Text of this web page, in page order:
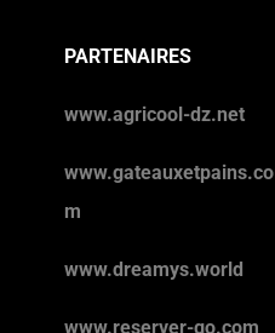
PARTENAIRES
www.agricool-dz.net
www.gateauxetpains.co
m
www.dreamys.world
www.reserver-go.com